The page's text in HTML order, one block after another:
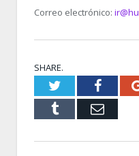
Correo electrónico:
SHARE.
Twitter
Tumblr Email